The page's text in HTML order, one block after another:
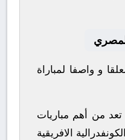
و واصفا لمباراة
من أهم مباريات
الافريقية